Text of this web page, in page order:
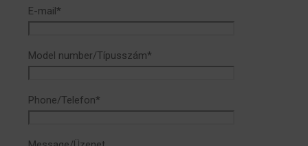
E-mail*
Model number/Típusszám*
Phone/Telefon*